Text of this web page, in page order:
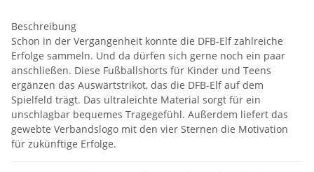
Beschreibung
Schon in der Vergangenheit konnte die DFB-Elf zahlreiche
Erfolge sammeln. Und da dürfen sich gerne noch ein paar
anschließen. Diese Fußballshorts für Kinder und Teens
ergänzen das Auswärtstrikot, das die DFB-Elf auf dem
Spielfeld trägt. Das ultraleichte Material sorgt für ein
unschlagbar bequemes Tragegefühl. Außerdem liefert das
gewebte Verbandslogo mit den vier Sternen die Motivation
für zukünftige Erfolge.